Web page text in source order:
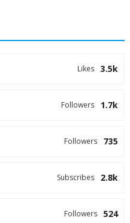
3.5k
Likes
1.7k
Followers
735
Followers
2.8k
Subscribes
524
Followers